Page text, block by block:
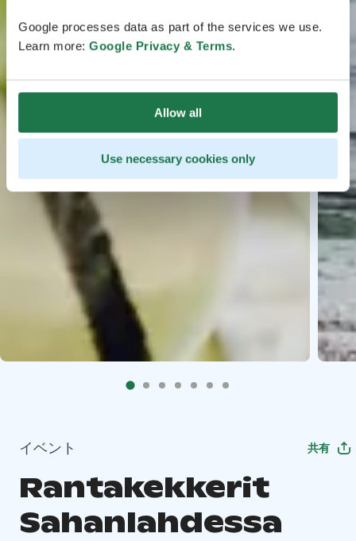
Google processes data as part of the services we use.
Learn more: Google Privacy & Terms.
Allow all
Use necessary cookies only
イベント 共有
Rantakekkerit
Sahanlahdessa